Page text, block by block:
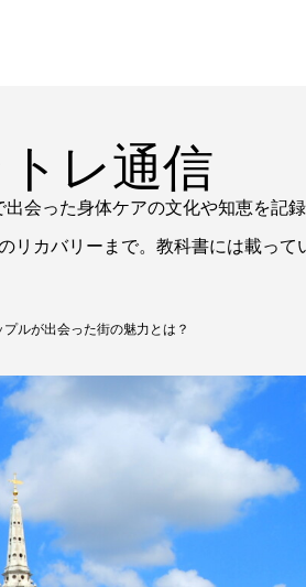
トレ通信
会った身体ケアの文化や知恵を記
カバリーまで。教科書には載っ
ルが出会った街の魅力とは？